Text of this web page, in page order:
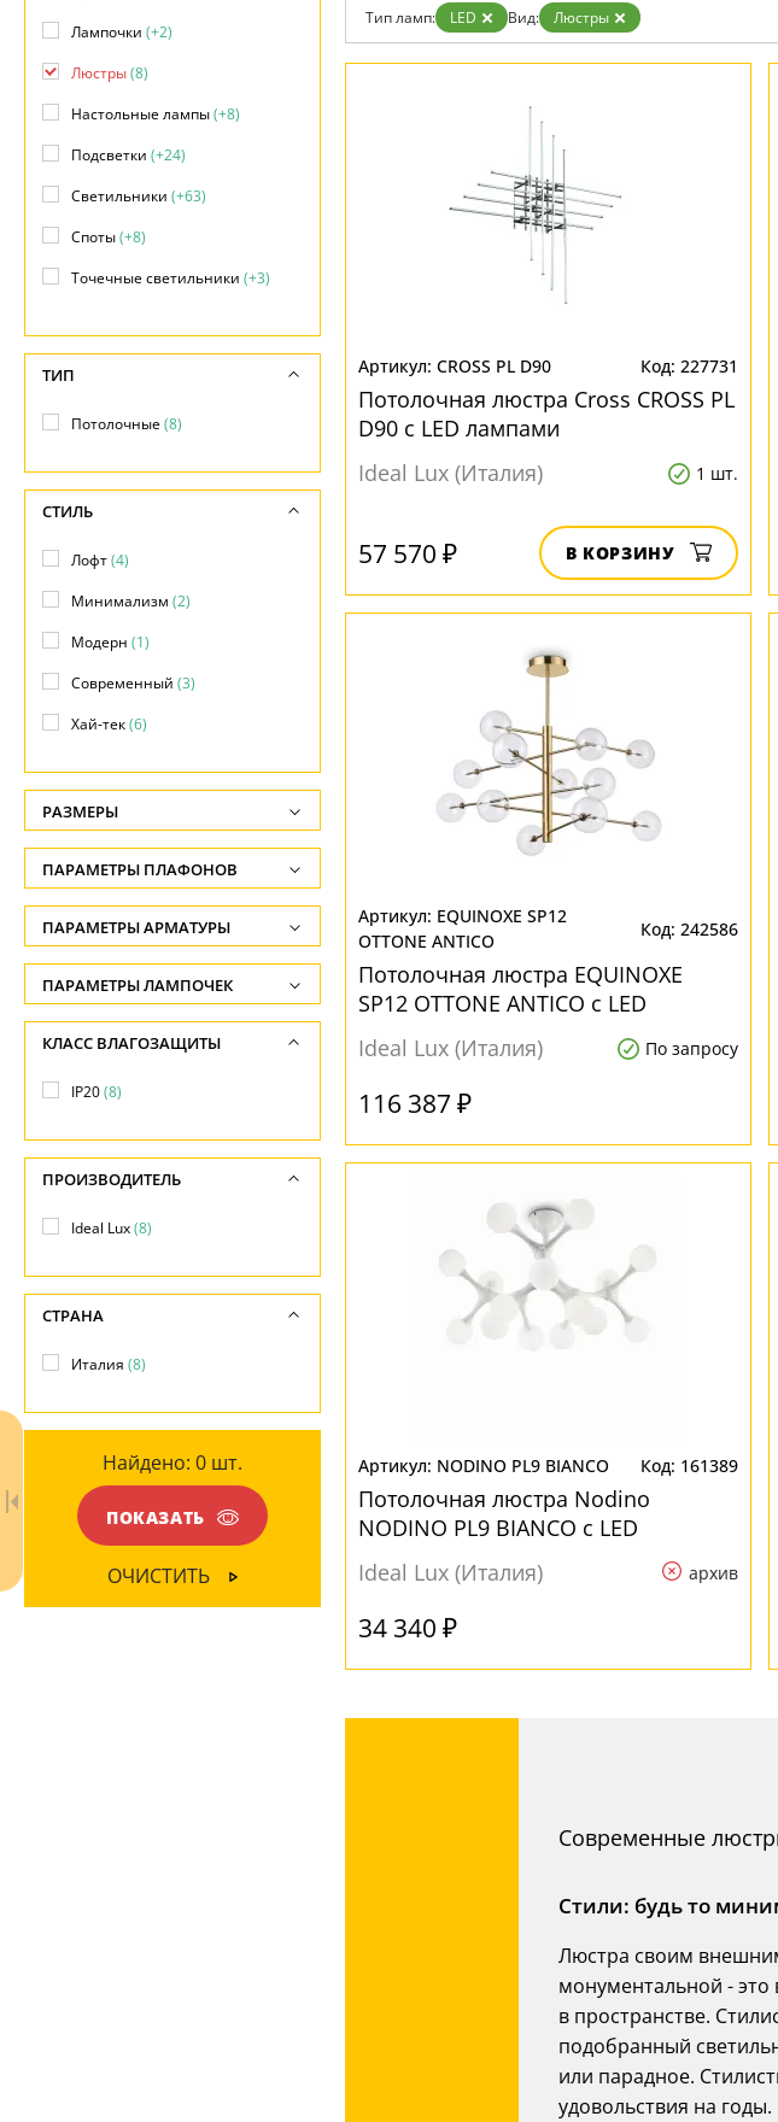
Установка
Бренды
Тип ламп: LED Вид: Люстры
CROSS PL D90 227731
Потолочная люстра Cross CROSS PL
D90 с LED лампами
Ideal Lux (Италия)
1 шт.
57 570 ₽ В КОРЗИНУ
EQUINOXE SP12
OTTONE ANTICO
242586
Потолочная люстра EQUINOXE
SP12 OTTONE ANTICO с LED
лампами
Ideal Lux (Италия) По запросу
116 387 ₽
NODINO PL9 BIANCO 161389
Потолочная люстра Nodino
NODINO PL9 BIANCO с LED
лампами
Ideal Lux (Италия) архив
34 340 ₽
Современные
Стили: будь то
Люстра своим
монументальной -
в пространстве.
подобранный
или парадное.
удовольствия на
Лампочки (+2)
Люстры(8)
Настольные лампы(+8)
Подсветки (+24)
Светильники (+63)
Споты(+8)
Точечные светильники (+3)
ТИП
Потолочные(8)
СТИЛЬ
Лофт(4)
Минимализм (2)
Модерн (1)
Современный (3)
Хай-тек(6)
РАЗМЕРЫ
Высота, см
-
Глубина, см
-
Диаметр, см
-
ПАРАМЕТРЫ ПЛАФОНОВ
ФОРМА ПЛАФОНА
Шар(2)
ПОВЕРХНОСТЬ
Матовый
НАПРАВЛЕНИЕ
Вверх(1)
Вниз(1)
Стекло(6)
ЦВЕТ ПЛАФОНОВ
Белый(4)
ПАРАМЕТРЫ АРМАТУРЫ
ЦВЕТ АРМАТУРЫ
Белый(2)
МАТЕРИАЛ
Металл(5)
ПОВЕРХНОСТЬ
ПАРАМЕТРЫ ЛАМПОЧЕК
Количество ламп
-
Общая мощность ламп
-
Напряжение
КЛАСС ВЛАГОЗАЩИТЫ
IP20(8)
ПРОИЗВОДИТЕЛЬ
Ideal Lux(8)
СТРАНА
Италия (8)
Найдено: 0 шт.
ПОКАЗАТЬ
ОЧИСТИТЬ